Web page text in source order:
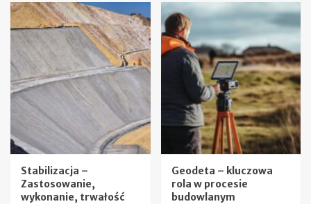
Stabilizacja –
Zastosowanie,
wykonanie, trwałość
Geodeta – kluczowa
rola w procesie
budowlanym